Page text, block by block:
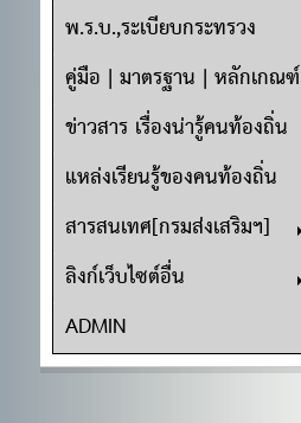
พ.ร.บ.,ระเบียบกระทรวง
คู่มือ | มาตรฐาน | หลักเกณฑ์
ข่าวสาร เรื่องน่ารู้คนท้องถิ่น
แหล่งเรียนรู้ของคนท้องถิ่น
สารสนเทศ[กรมส่งเสริมฯ]
ลิงก์เว็บไซต์อื่น
ADMIN